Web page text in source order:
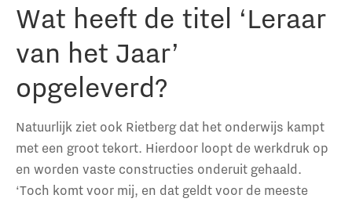
Wat heeft de titel ‘Leraar
van het Jaar’
opgeleverd?
Natuurlijk ziet ook Rietberg dat het onderwijs kampt
met een groot tekort. Hierdoor loopt de werkdruk op
en worden vaste constructies onderuit gehaald.
‘Toch komt voor mij, en dat geldt voor de meeste